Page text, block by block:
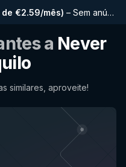
€2.59/mês) – Sem anúncios, playlists mais longas, histórico completo e acesso antecipado a novos recursos
a Never
similares, aproveite!